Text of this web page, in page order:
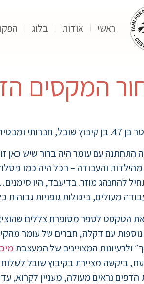
ראשי אודות בלוג
המקסים
הובילו את עומר להיות גבר מבריק, מצליח וכובש.
התחתנה עם עומר היה ברור שיש כאן
והעבודה – הכל היה כמו
להתנהג מוזר. בדיעבד, היו
מעולים, ביכולות גופניות גבוהות כל כך.
הטקסט לספר מסופרת צללים שהוציאה
נוספות עם דקלה, חברים של עומר
ולרעיונות המצויינים של המעצבת
ביקשה מציירת בקיבוץ שובל
הדפים נראים מעולה, מעניין לקרוא,